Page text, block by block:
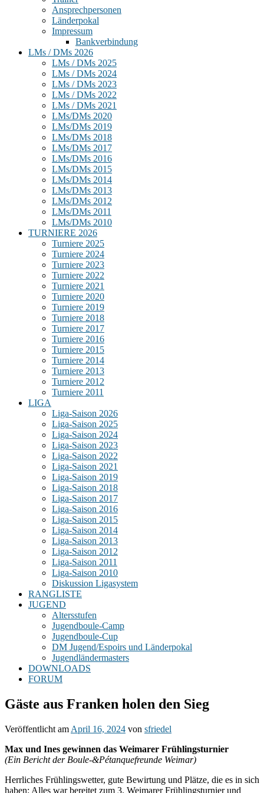
Ansprechpersonen
Länderpokal
Impressum
Bankverbindung
LMs / DMs 2026
LMs / DMs 2025
LMs / DMs 2024
LMs / DMs 2023
LMs / DMs 2022
LMs / DMs 2021
LMs/DMs 2020
LMs/DMs 2019
LMs/DMs 2018
LMs/DMs 2017
LMs/DMs 2016
LMs/DMs 2015
LMs/DMs 2014
LMs/DMs 2013
LMs/DMs 2012
LMs/DMs 2011
LMs/DMs 2010
TURNIERE 2026
Turniere 2025
Turniere 2024
Turniere 2023
Turniere 2022
Turniere 2021
Turniere 2020
Turniere 2019
Turniere 2018
Turniere 2017
Turniere 2016
Turniere 2015
Turniere 2014
Turniere 2013
Turniere 2012
Turniere 2011
LIGA
Liga-Saison 2026
Liga-Saison 2025
Liga-Saison 2024
Liga-Saison 2023
Liga-Saison 2022
Liga-Saison 2021
Liga-Saison 2019
Liga-Saison 2018
Liga-Saison 2017
Liga-Saison 2016
Liga-Saison 2015
Liga-Saison 2014
Liga-Saison 2013
Liga-Saison 2012
Liga-Saison 2011
Liga-Saison 2010
Diskussion Ligasystem
RANGLISTE
JUGEND
Altersstufen
Jugendboule-Camp
Jugendboule-Cup
DM Jugend/Espoirs und Länderpokal
Jugendländermasters
DOWNLOADS
FORUM
Gäste aus Franken holen den Sieg
Veröffentlicht am April 16, 2024 von sfriedel
Max und Ines gewinnen das Weimarer Frühlingsturnier
(Ein Bericht der Boule-&Pétanquefreunde Weimar)
Herrliches Frühlingswetter, gute Bewirtung und Plätze, die es in sich
haben: Alles war bereitet zum 3. Weimarer Frühlingsturnier und